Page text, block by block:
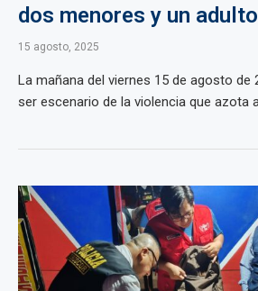
dos menores y un adulto
15 agosto, 2025
La mañana del viernes 15 de agosto de
ser escenario de la violencia que azota